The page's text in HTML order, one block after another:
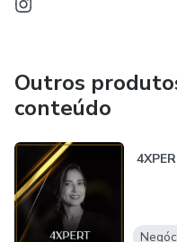
Outros
conteúdo